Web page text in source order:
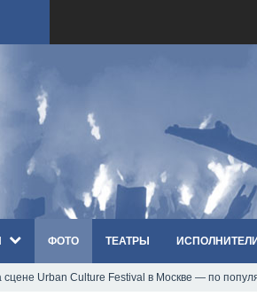
ФОТО ТЕАТРЫ ИСПОЛНИТЕЛИ
Urban Culture Festival в Москве — по